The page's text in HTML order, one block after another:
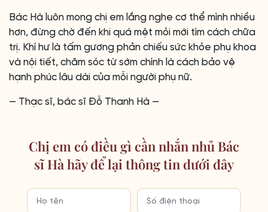
Bác Hà luôn mong chị em lắng nghe cơ thể mình nhiều
hơn, đừng chờ đến khi quá mệt mỏi mới tìm cách chữa
trị. Khí hư là tấm gương phản chiếu sức khỏe phụ khoa
và nội tiết, chăm sóc từ sớm chính là cách bảo vệ
hạnh phúc lâu dài của mỗi người phụ nữ.
— Thạc sĩ, bác sĩ Đỗ Thanh Hà —
Chị em có điều gì cần nhắn nhủ Bác
sĩ Hà hãy để lại thông tin dưới đây